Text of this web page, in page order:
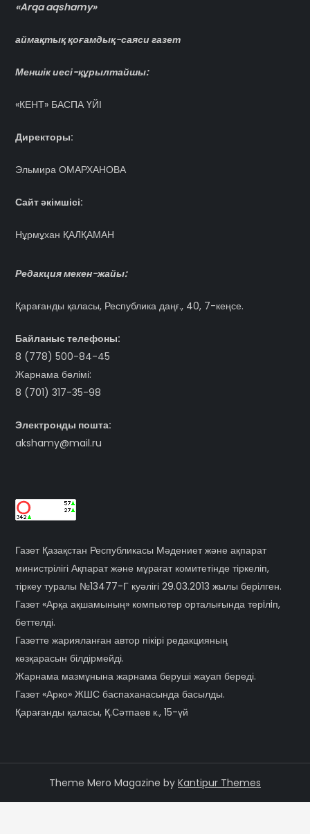
«Arqa aqshamy»
аймақтық қоғамдық-саяси газет
Меншік иесі-құрылтайшы:
«КЕНТ» БАСПА ҮЙІ
Директоры:
Эльмира ОМАРХАНОВА
Сайт әкімшісі:
Нұрмұхан ҚАЛҚАМАН
Редакция мекен-жайы:
Қарағанды қаласы, Республика даңғ., 40, 7-кеңсе.
Байланыс телефоны:
8 (778) 500-84-45
Жарнама бөлімі:
8 (701) 317-35-98
Электронды пошта:
akshamy@mail.ru
Газет Қазақстан Республикасы Мәдениет және ақпарат
министрілігі Ақпарат және мұрағат комитетінде тіркеліп,
тіркеу туралы №13477-Г куәлігі 29.03.2013 жылы берілген.
Газет «Арқа ақшамының» компьютер орталығында терiлiп,
беттелді.
Газетте жарияланған автор пікірі редакцияның
көзқарасын білдірмейді.
Жарнама мазмұнына жарнама беруші жауап береді.
Газет «Арко» ЖШС баспаханасында басылды.
Қарағанды қаласы, Қ.Сәтпаев к., 15-үй
Theme Mero Magazine by Kantipur Themes